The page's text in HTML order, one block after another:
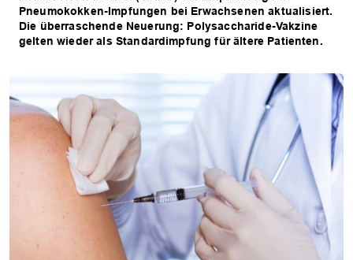
Pneumokokken-Impfungen bei Erwachsenen aktualisiert.
Die überraschende Neuerung: Polysaccharide-Vakzine
gelten wieder als Standardimpfung für ältere Patienten.